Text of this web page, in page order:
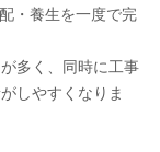
・養生を一度で完
多く、同時に工事
しやすくなりま